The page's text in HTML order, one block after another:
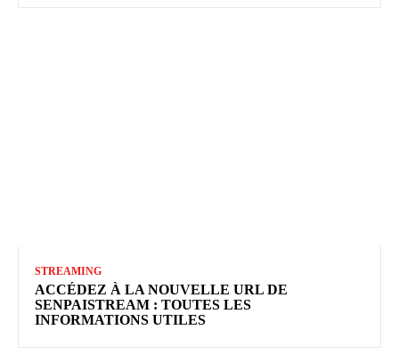
STREAMING
ACCÉDEZ À LA NOUVELLE URL DE
SENPAISTREAM : TOUTES LES
INFORMATIONS UTILES